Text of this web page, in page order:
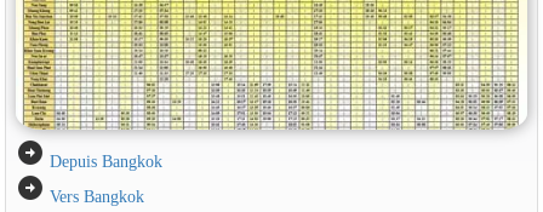
arrow_circle_right Depuis Bangkok
arrow_circle_right Vers Bangkok